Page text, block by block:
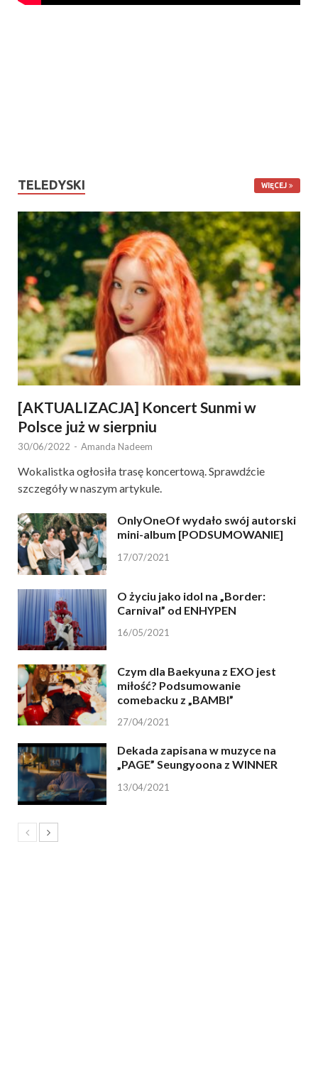
TELEDYSKI WIĘCEJ
[AKTUALIZACJA] Koncert Sunmi w
Polsce już w sierpniu
30/06/2022 - Amanda Nadeem
Wokalistka ogłosiła trasę koncertową. Sprawdźcie
szczegóły w naszym artykule.
OnlyOneOf wydało swój autorski
mini-album [PODSUMOWANIE]
17/07/2021
O życiu jako idol na „Border:
Carnival” od ENHYPEN
16/05/2021
Czym dla Baekyuna z EXO jest
miłość? Podsumowanie
comebacku z „BAMBI”
27/04/2021
Dekada zapisana w muzyce na
„PAGE” Seungyoona z WINNER
13/04/2021